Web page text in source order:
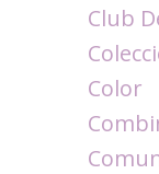
Club
Color